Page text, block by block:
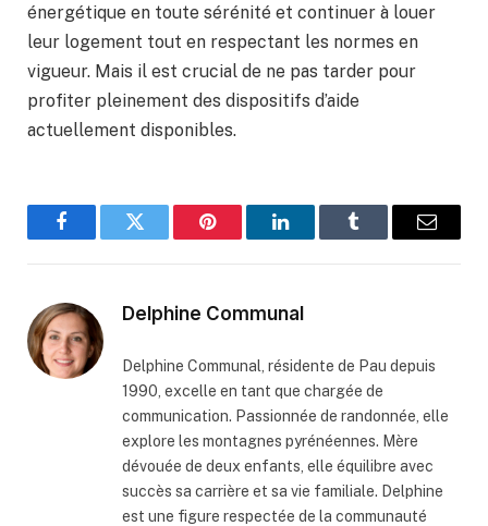
énergétique en toute sérénité et continuer à louer
leur logement tout en respectant les normes en
vigueur. Mais il est crucial de ne pas tarder pour
profiter pleinement des dispositifs d’aide
actuellement disponibles.
FacebookTwitter Pinterest LinkedInTumblr Email
Delphine Communal
Delphine Communal, résidente de Pau depuis
1990, excelle en tant que chargée de
communication. Passionnée de randonnée, elle
explore les montagnes pyrénéennes. Mère
dévouée de deux enfants, elle équilibre avec
succès sa carrière et sa vie familiale. Delphine
est une figure respectée de la communauté